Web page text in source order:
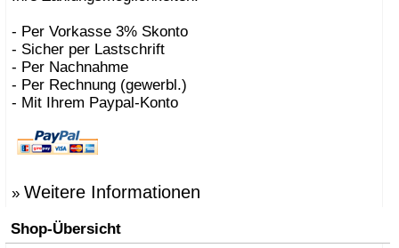
- Per Vorkasse 3% Skonto
- Sicher per Lastschrift
- Per Nachnahme
- Per Rechnung (gewerbl.)
- Mit Ihrem Paypal-Konto
» Weitere Informationen
Shop-Übersicht